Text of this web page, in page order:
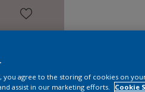
you agree to the storing of cookies on
assist in our marketing efforts.
Cookie